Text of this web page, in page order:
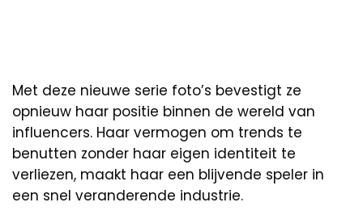
Met deze nieuwe serie foto’s bevestigt ze
opnieuw haar positie binnen de wereld van
influencers. Haar vermogen om trends te
benutten zonder haar eigen identiteit te
verliezen, maakt haar een blijvende speler in
een snel veranderende industrie.